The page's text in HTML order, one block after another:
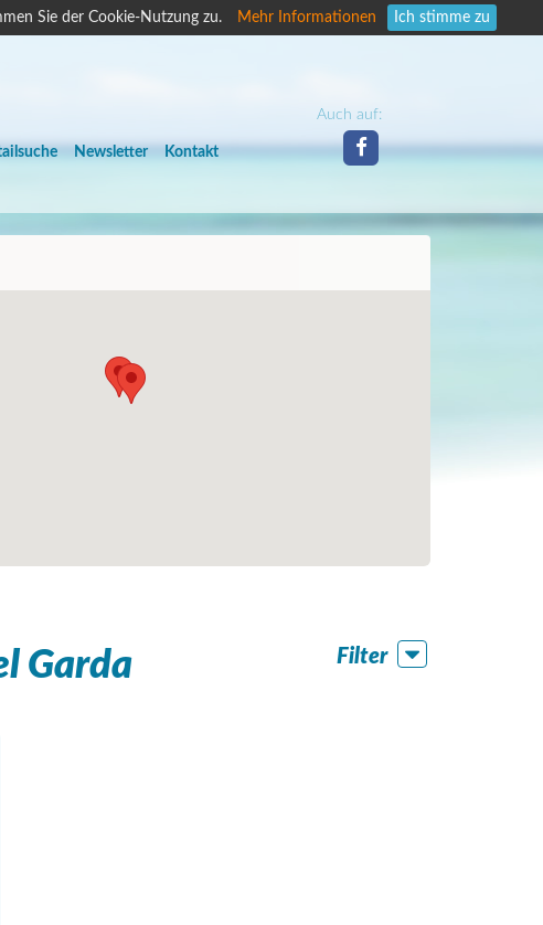
Sie der Cookie-Nutzung zu. Mehr Informationen Ich stimme zu
Newsletter Kontakt
Auch auf:
Garda Filter